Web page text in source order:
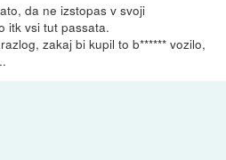
da ne izstopas v svoji
itk vsi tut passata.
zakaj bi kupil to b****** vozilo,